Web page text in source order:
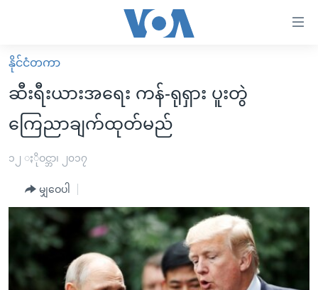
လွယ်ကူ
စေ
သည့်
Link
များ
အကြောင်းအရာ
မူလစာမျက်နှာ
မြန်မာ
ကမ္ဘာ့သတင်းများ
နိုင်ငံတကာ
အစ္စရေး-ပါလက်စတိုင်း
ဗွီဒီယို
ရပ်ဝန်းတခု လမ်းတခု အလွန်
အင်္ဂလိပ်စာလေ့လာမယ်
အမေရိကန်သုံးအီဒီယံ
မကြေးမုံရဲ့ အင်္ဂလိပ်စာ
အပတ်စဉ်ကဏ္ဍများ
ရေဒီယို
ရေဒီယိုနှင့်ရုပ်သံ အချက်အလက်များ
နိုင်ငံတကာ
ဆီးရီးယားအရေး ကန်-ရုရှား ပူးတွဲ
ကြေညာချက်ထုတ်မည်
၁၂ ႏိုဝင္ဘာ၊ ၂၀၁၇
မျှဝေပါ